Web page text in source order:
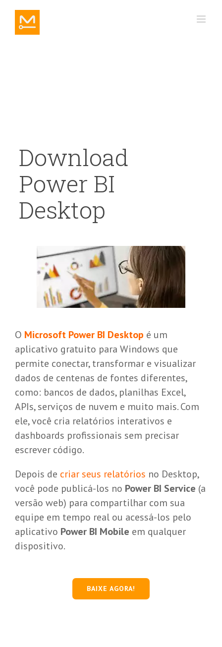
Download
Power BI
Desktop
O Microsoft Power BI Desktop é um
aplicativo gratuito para Windows que
permite conectar, transformar e visualizar
dados de centenas de fontes diferentes,
como: bancos de dados, planilhas Excel,
APIs, serviços de nuvem e muito mais. Com
ele, você cria relatórios interativos e
dashboards profissionais sem precisar
escrever código.
Depois de criar seus relatórios no Desktop,
você pode publicá-los no Power BI Service (a
versão web) para compartilhar com sua
equipe em tempo real ou acessá-los pelo
aplicativo Power BI Mobile em qualquer
dispositivo.
BAIXE AGORA!